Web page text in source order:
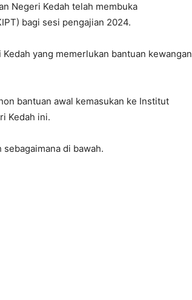
Negeri Kedah telah membuka
bagi sesi pengajian 2024.
yang memerlukan bantuan kewangan
bantuan awal kemasukan ke Institut
Kedah ini.
di bawah.